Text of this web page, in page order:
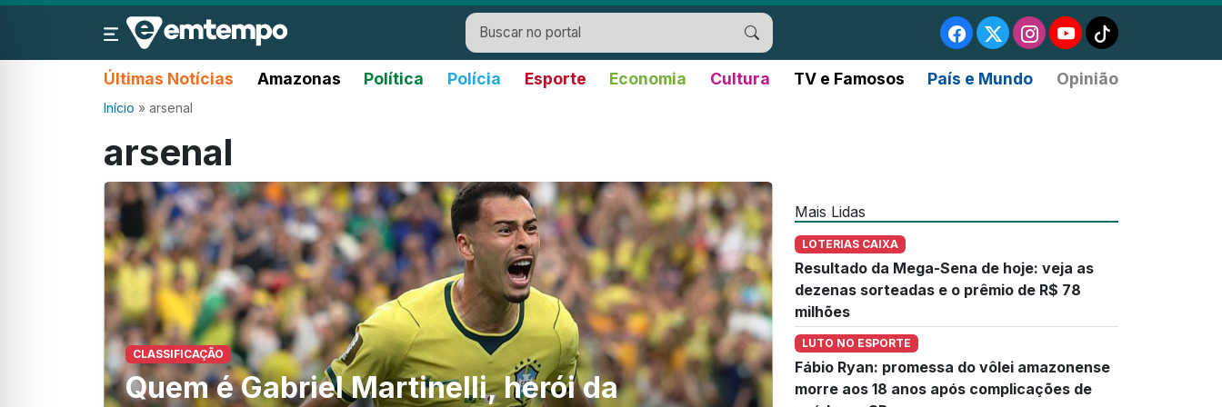
Últimas Notícias Amazonas Política Polícia Esporte Economia Cultura TV e Famosos País e Mundo Opinião
Início » arsenal
arsenal
CLASSIFICAÇÃO
Quem é Gabriel Martinelli, herói da
Mais Lidas
LOTERIAS CAIXA
Resultado da Mega-Sena de hoje: veja as
dezenas sorteadas e o prêmio de R$ 78
milhões
LUTO NO ESPORTE
Fábio Ryan: promessa do vôlei amazonense
morre aos 18 anos após complicações de